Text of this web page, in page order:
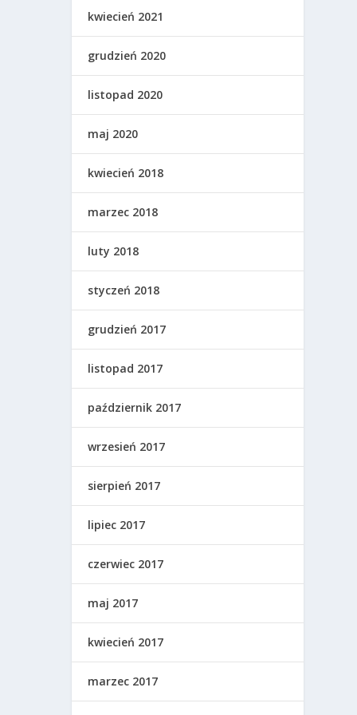
kwiecień 2021
grudzień 2020
listopad 2020
maj 2020
kwiecień 2018
marzec 2018
luty 2018
styczeń 2018
grudzień 2017
listopad 2017
październik 2017
wrzesień 2017
sierpień 2017
lipiec 2017
czerwiec 2017
maj 2017
kwiecień 2017
marzec 2017